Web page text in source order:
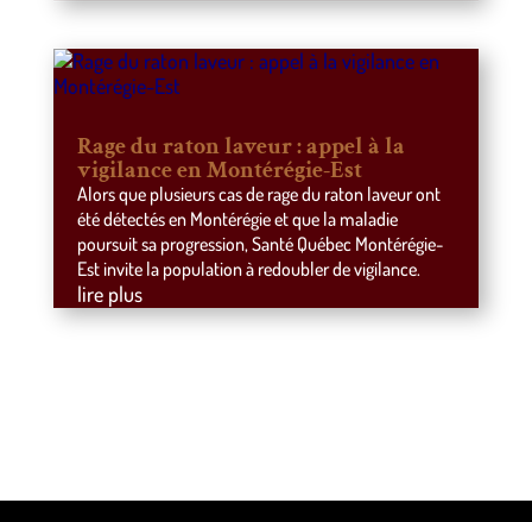
Rage du raton laveur : appel à la
vigilance en Montérégie-Est
Alors que plusieurs cas de rage du raton laveur ont
été détectés en Montérégie et que la maladie
poursuit sa progression, Santé Québec Montérégie-
Est invite la population à redoubler de vigilance.
lire plus